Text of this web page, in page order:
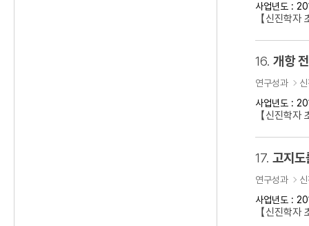
사업년도 :
【신진학
16. 개항
연구성과
사업년도 :
【신진학
17. 고지도
연구성과
사업년도 :
【신진학